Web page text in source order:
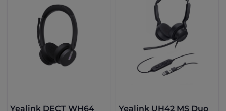
Yealink DECT WH64
Yealink UH42 MS Duo